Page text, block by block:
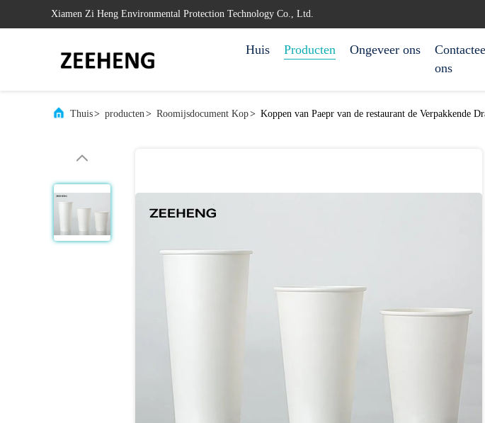
Xiamen Zi Heng Environmental Protection Technology Co., Ltd.
Huis Producten Ongeveer ons
ons
Thuis> producten> Roomijsdocument Kop> Koppen van Paepr van de restaurant de Verpakkende